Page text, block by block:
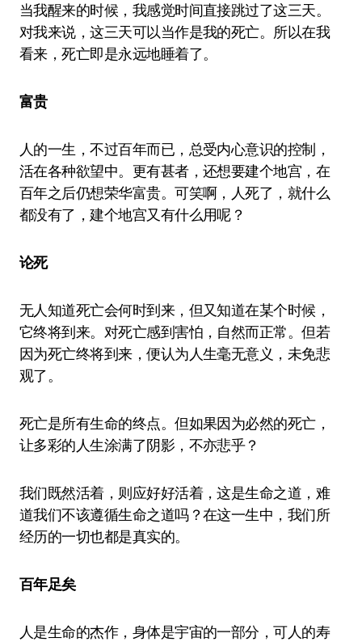
当我醒来的时候，我感觉时间直接跳过了这三天。
对我来说，这三天可以当作是我的死亡。所以在我
看来，死亡即是永远地睡着了。
富贵
人的一生，不过百年而已，总受内心意识的控制，
活在各种欲望中。更有甚者，还想要建个地宫，在
百年之后仍想荣华富贵。可笑啊，人死了，就什么
都没有了，建个地宫又有什么用呢？
论死
无人知道死亡会何时到来，但又知道在某个时候，
它终将到来。对死亡感到害怕，自然而正常。但若
因为死亡终将到来，便认为人生毫无意义，未免悲
观了。
死亡是所有生命的终点。但如果因为必然的死亡，
让多彩的人生涂满了阴影，不亦悲乎？
我们既然活着，则应好好活着，这是生命之道，难
道我们不该遵循生命之道吗？在这一生中，我们所
经历的一切也都是真实的。
百年足矣
人是生命的杰作，身体是宇宙的一部分，可人的寿